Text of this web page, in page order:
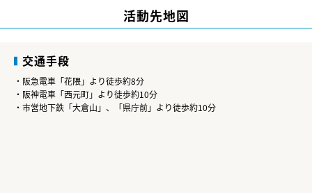
活動先地図
交通手段
・阪急電車「花隈」より徒歩約8分
・阪神電車「西元町」より徒歩約10分
・市営地下鉄「大倉山」、「県庁前」より徒歩約10分